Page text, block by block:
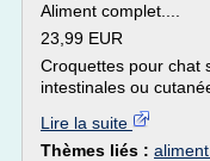
Aliment complet....
23,99 EUR
Croquettes pour chat
intestinales ou
Lire la suite
Thèmes liés :